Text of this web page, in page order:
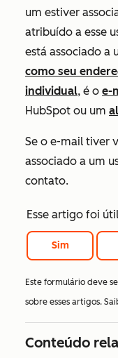
um estiver
atribuído a esse
está associado a
como seu
individual, é o e-
HubSpot ou um
Se o e-mail tiver
associado a um
contato.
Esse artigo foi
Sim
Este formulário deve
sobre esses artigos.
Conteúdo